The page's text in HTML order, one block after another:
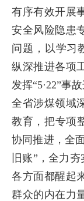
有序有效开展
安全风险隐患
问题，以学习
纵深推进各项
发挥“5·22”事
全省涉煤领域
教育，把专项
协同推进，全
旧账”，全力
各方面都醒起
群众的内在力